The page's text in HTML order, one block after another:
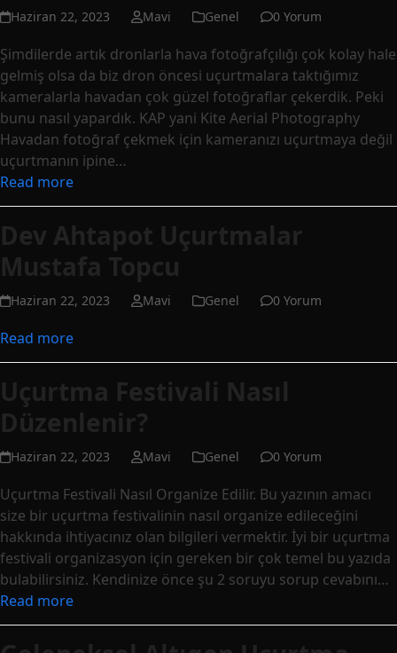
Haziran 22, 2023 Mavi Genel 0 Yorum
Şimdilerde artık dronlarla hava fotoğrafçılığı çok kolay hale
gelmiş olsa da biz dron öncesi uçurtmalara taktığımız
kameralarla havadan çok güzel fotoğraflar çekerdik. Peki
bunu nasıl yapardık. KAP yani Kite Aerial Photography
Havadan fotoğraf çekmek için kameranızı uçurtmaya değil
uçurtmanın ipine…
Read more
Dev Ahtapot Uçurtmalar
Mustafa Topcu
Haziran 22, 2023 Mavi Genel 0 Yorum
Read more
Uçurtma Festivali Nasıl
Düzenlenir?
Haziran 22, 2023 Mavi Genel 0 Yorum
Uçurtma Festivali Nasıl Organize Edilir. Bu yazının amacı
size bir uçurtma festivalinin nasıl organize edileceğini
hakkında ihtiyacınız olan bilgileri vermektir. İyi bir uçurtma
festivali organizasyon için gereken bir çok temel bu yazıda
bulabilirsiniz. Kendinize önce şu 2 soruyu sorup cevabını…
Read more